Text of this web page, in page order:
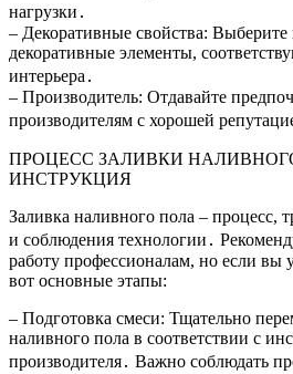
нагрузки․
– Декоративные свойства: Выберите
декоративные элементы,
интерьера․
– Производитель: Отдавайте
производителям с хорошей
ПРОЦЕСС ЗАЛИВКИ
ИНСТРУКЦИЯ
Заливка наливного пола – процесс,
и соблюдения технологии․
работу профессионалам, но если вы
вот основные этапы:
– Подготовка смеси: Тщательно
наливного пола в соответствии с
производителя․ Важно соблюдать